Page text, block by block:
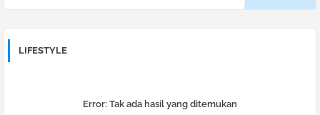
LIFESTYLE
Error: Tak ada hasil yang ditemukan